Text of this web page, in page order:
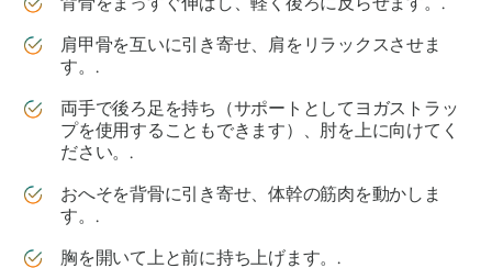
肩甲骨を互いに引き寄せ、肩をリラックスさせま
す。.
両手で後ろ足を持ち（サポートとしてヨガストラッ
プを使用することもできます）、肘を上に向けてく
ださい。.
おへそを背骨に引き寄せ、体幹の筋肉を動かしま
す。.
胸を開いて上と前に持ち上げます。.